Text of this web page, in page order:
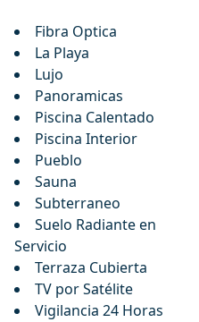
Fibra Optica
La Playa
Lujo
Panoramicas
Piscina Calentado
Piscina Interior
Pueblo
Sauna
Subterraneo
Suelo Radiante en
Servicio
Terraza Cubierta
TV por Satélite
Vigilancia 24 Horas